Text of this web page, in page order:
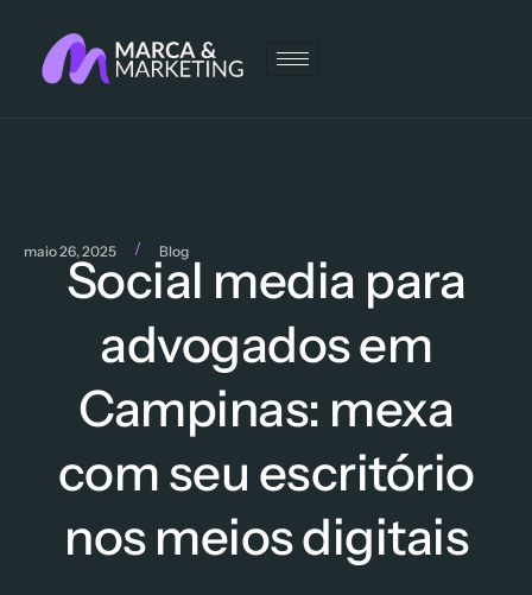
maio 26, 2025 / Blog
Social media para
advogados em
Campinas: mexa
com seu escritório
nos meios digitais